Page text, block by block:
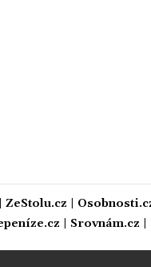
ZeStolu.cz
Srovnám.cz